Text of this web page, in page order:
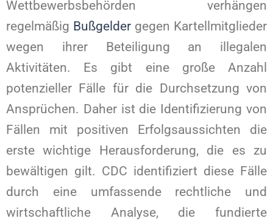
Wettbewerbsbehörden verhängen
regelmäßig Bußgelder gegen Kartellmitglieder
wegen ihrer Beteiligung an illegalen
Aktivitäten. Es gibt eine große Anzahl
potenzieller Fälle für die Durchsetzung von
Ansprüchen. Daher ist die Identifizierung von
Fällen mit positiven Erfolgsaussichten die
erste wichtige Herausforderung, die es zu
bewältigen gilt. CDC identifiziert diese Fälle
durch eine umfassende rechtliche und
wirtschaftliche Analyse, die fundierte